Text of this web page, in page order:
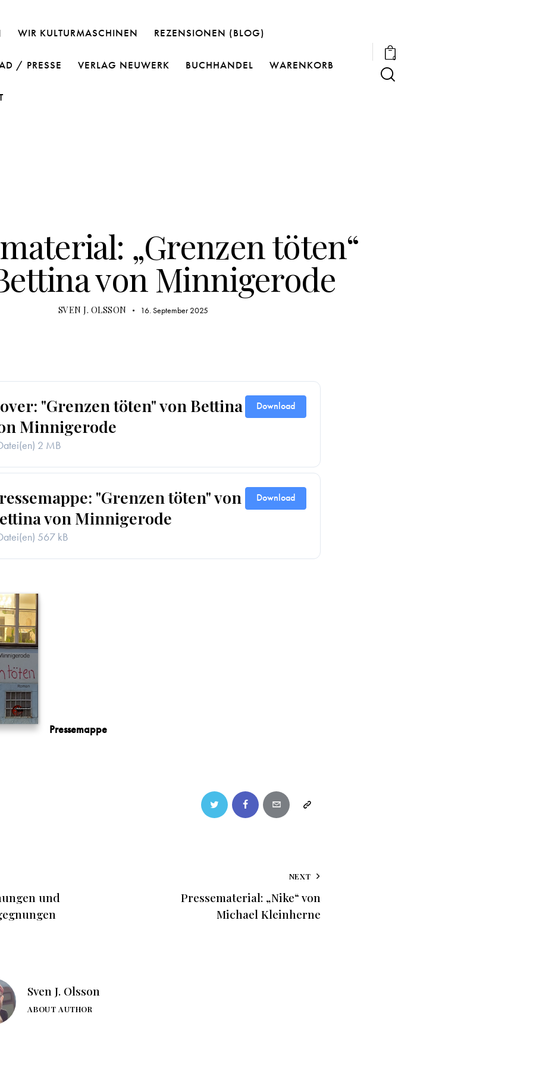
WIR KULTURMASCHINEN REZENSIONEN (BLOG)
/ PRESSE VERLAG NEUWERK BUCHHANDEL WARENKORB
0
„Grenzen töten“
von Minnigerode
SVEN J. OLSSON 16. September 2025
"Grenzen töten" von Bettina
Minnigerode
2 MB
Download
"Grenzen töten" von
von Minnigerode
567 kB
Download
Pressemappe
und
NEXT
Pressematerial: „Nike“ von
Michael Kleinherne
Sven J. Olsson
ABOUT AUTHOR